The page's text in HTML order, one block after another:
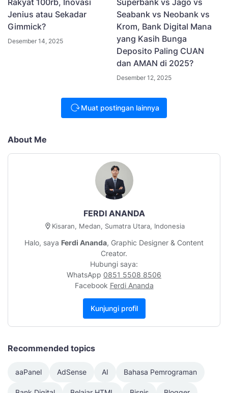
Jenius atau Sekadar
Gimmick?
Desember 14, 2025
Seabank vs Neobank vs
Krom, Bank Digital Mana
yang Kasih Bunga
Deposito Paling CUAN
dan AMAN di 2025?
Desember 12, 2025
Muat postingan lainnya
About Me
FERDI ANANDA
Kisaran, Medan, Sumatra Utara, Indonesia
Halo, saya Ferdi Ananda, Graphic Designer & Content
Creator.
Hubungi saya:
WhatsApp 0851 5508 8506
Facebook Ferdi Ananda
Kunjungi profil
Recommended topics
aaPanel AdSense AI Bahasa Pemrograman